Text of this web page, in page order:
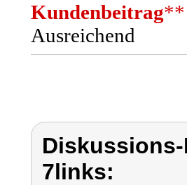
Kundenbeitrag**
Ausreichend
7links: